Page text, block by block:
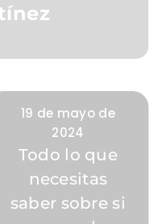
19 de mayo de
2024
Todo lo que
necesitas
saber sobre si